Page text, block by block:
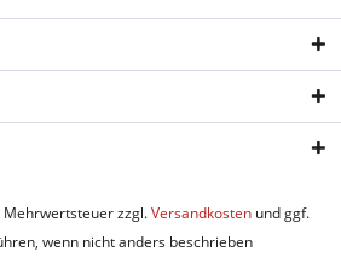
zzgl.Versandkosten und ggf.
wenn nicht anders beschrieben